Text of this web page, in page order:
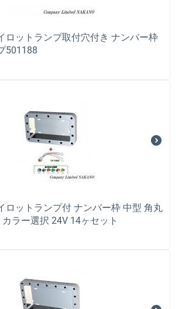
ロットランプ取付穴付き ナンバー枠
501188
ロットランプ付 ナンバー枠 中型 角丸
ラー選択 24V 14ヶセット